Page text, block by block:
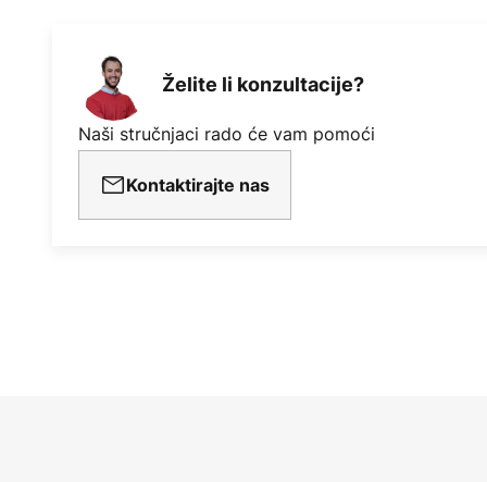
Želite li konzultacije?
Naši stručnjaci rado će vam pomoći
Kontaktirajte nas